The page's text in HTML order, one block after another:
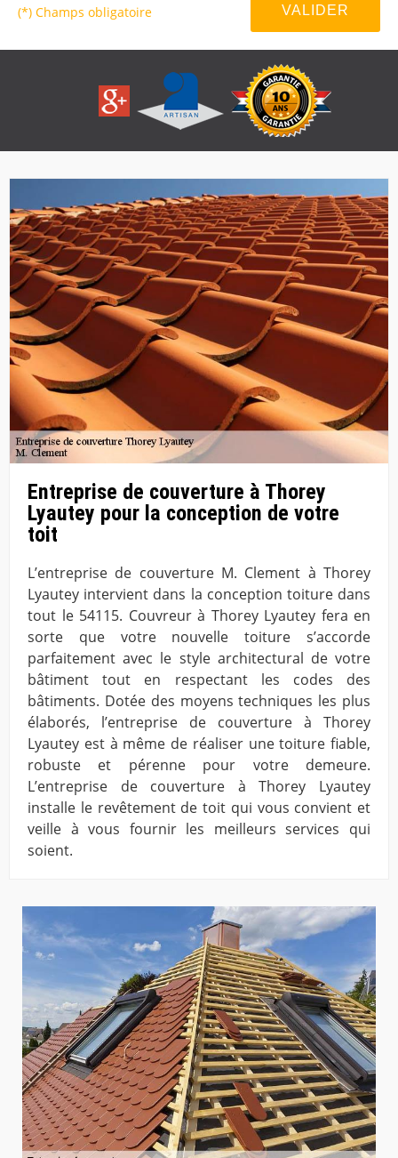
(*) Champs obligatoire
Entreprise de couverture à Thorey
Lyautey pour la conception de votre
toit
L’entreprise de couverture M. Clement à Thorey
Lyautey intervient dans la conception toiture dans
tout le 54115. Couvreur à Thorey Lyautey fera en
sorte que votre nouvelle toiture s’accorde
parfaitement avec le style architectural de votre
bâtiment tout en respectant les codes des
bâtiments. Dotée des moyens techniques les plus
élaborés, l’entreprise de couverture à Thorey
Lyautey est à même de réaliser une toiture fiable,
robuste et pérenne pour votre demeure.
L’entreprise de couverture à Thorey Lyautey
installe le revêtement de toit qui vous convient et
veille à vous fournir les meilleurs services qui
soient.